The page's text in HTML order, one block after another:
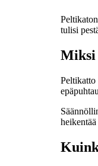
tulisi
Miksi
Peltikatto